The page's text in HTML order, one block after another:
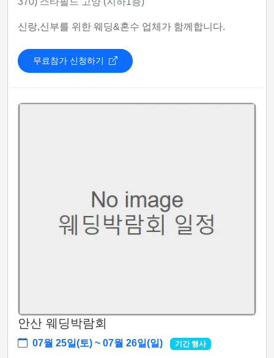
신랑,신부를 위한 웨딩&혼수 업체가 함께합니다.
무료참가 신청하기
안산 웨딩박람회
07월 25일(토) ~ 07월 26일(일) 기간 행사